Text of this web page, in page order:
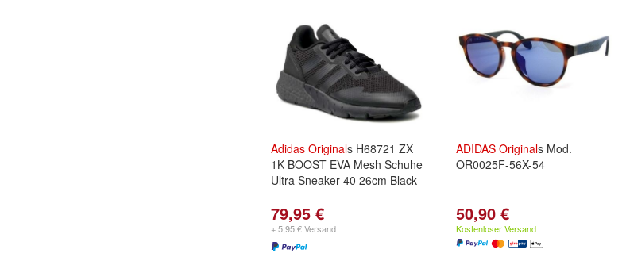
Adidas Originals H68721 ZX
1K BOOST EVA Mesh Schuhe
Ultra Sneaker 40 26cm Black
79,95 €
+ 5,95 € Versand
ADIDAS Originals Mod.
OR0025F-56X-54
50,90 €
Kostenloser Versand